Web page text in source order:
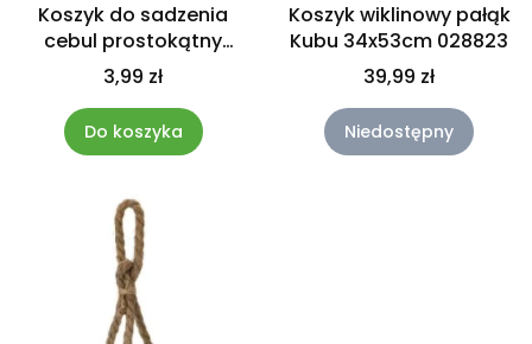
Koszyk do sadzenia
cebul prostokątny
25x28cm na tulipany
krokusy narcyzy
mieczyki
3,99 zł
Do koszyka
Koszyk wiklinowy pałąk
Kubu 34x53cm 028823
39,99 zł
Niedostępny